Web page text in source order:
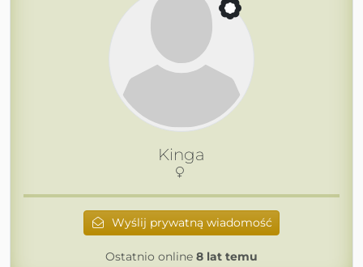
Kinga
Wyślij prywatną wiadomość
Ostatnio online 8 lat temu